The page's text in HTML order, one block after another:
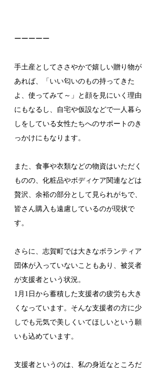
ーーーーー
手土産としてささやかで嬉しい贈り物が
あれば、「いい匂いのもの持ってきた
よ、使ってみて～」と顔を見にいく理由
にもなるし、自宅や仮設などで一人暮ら
しをしている女性たちへのサポートのき
っかけにもなります。
また、食事や衣類などの物資はいただく
ものの、化粧品やボディケア関連などは
贅沢、余裕の部分として見られがちで、
皆さん購入も遠慮しているのが現状で
す。
さらに、志賀町では大きなボランティア
団体が入っていないこともあり、被災者
が支援者という状況。
1月1日から蓄積した支援者の疲労も大き
くなっています。そんな支援者の方に少
しでも元気で美しくいてほしいという願
いも込めています。
支援者というのは、私の身近なところだ